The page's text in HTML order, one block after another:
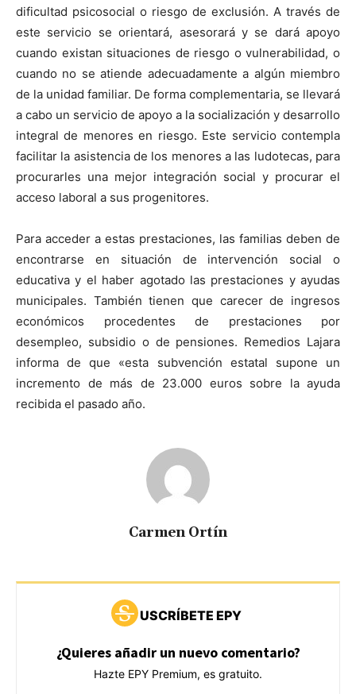
dificultad psicosocial o riesgo de exclusión. A través de
este servicio se orientará, asesorará y se dará apoyo
cuando existan situaciones de riesgo o vulnerabilidad, o
cuando no se atiende adecuadamente a algún miembro
de la unidad familiar. De forma complementaria, se llevará
a cabo un servicio de apoyo a la socialización y desarrollo
integral de menores en riesgo. Este servicio contempla
facilitar la asistencia de los menores a las ludotecas, para
procurarles una mejor integración social y procurar el
acceso laboral a sus progenitores.
Para acceder a estas prestaciones, las familias deben de
encontrarse en situación de intervención social o
educativa y el haber agotado las prestaciones y ayudas
municipales. También tienen que carecer de ingresos
económicos procedentes de prestaciones por
desempleo, subsidio o de pensiones. Remedios Lajara
informa de que «esta subvención estatal supone un
incremento de más de 23.000 euros sobre la ayuda
recibida el pasado año.
Carmen Ortín
USCRÍBETE EPY
¿Quieres añadir un nuevo comentario?
Hazte EPY Premium, es gratuito.